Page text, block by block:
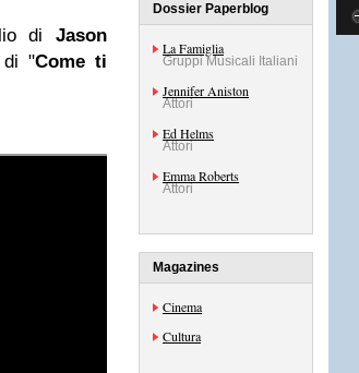
di Jason
di "Come ti
Dossier Paperblog
La Famiglia
Gruppi Musicali Italiani
Jennifer Aniston
Attori
Ed Helms
Attori
Emma Roberts
Attori
Magazines
Cinema
Cultura